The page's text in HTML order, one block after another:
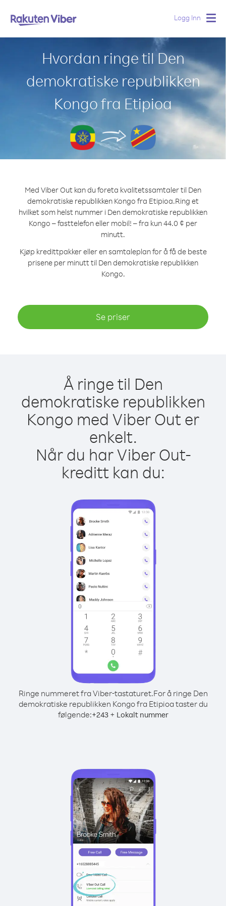
Logg Inn
Hvordan ringe til Den
demokratiske republikken
Kongo fra Etipioa
Med Viber Out kan du foreta kvalitetssamtaler til Den
demokratiske republikken Kongo fra Etipioa.Ring et
hvilket som helst nummer i Den demokratiske republikken
Kongo – fasttelefon eller mobil! – fra kun 44.0 ¢ per
minutt.
Kjøp kredittpakker eller en samtaleplan for å få de beste
prisene per minutt til Den demokratiske republikken
Kongo.
Se priser
Å ringe til Den
demokratiske republikken
Kongo med Viber Out er
enkelt.
Når du har Viber Out-
kreditt kan du:
Ringe nummeret fra Viber-tastaturet.For å ringe Den
demokratiske republikken Kongo fra Etipioa taster du
følgende:+243+ Lokalt nummer